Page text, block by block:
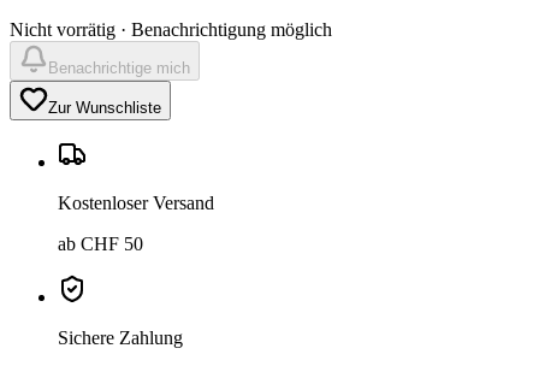
Nicht vorrätig · Benachrichtigung möglich
Benachrichtige mich
Zur Wunschliste
Kostenloser Versand
ab CHF 50
Sichere Zahlung